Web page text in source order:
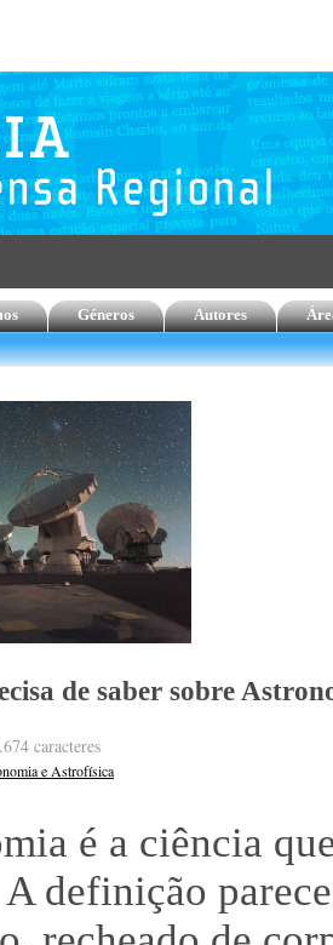
Géneros Autores
de saber sobre
caracteres
e Astrofísica
é a ciência
definição